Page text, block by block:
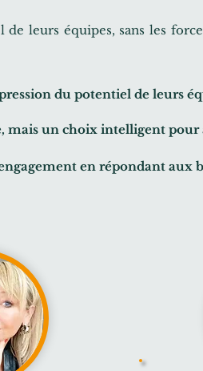
leurs équipes, sans les
du potentiel de leurs
mais un choix intelligent pour
en répondant aux